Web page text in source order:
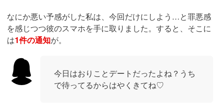
なにか悪い予感がした私は、今回だけにしよう…と罪悪感
を感じつつ彼のスマホを手に取りました。すると、そこに
は1件の通知が。
今日はおりことデートだったよね？うち
で待ってるからはやくきてね♡